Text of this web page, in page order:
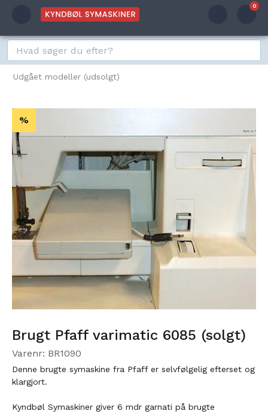
0
Udgået modeller (udsolgt)
%
Brugt Pfaff varimatic 6085 (solgt)
Varenr: BR1090
Denne brugte symaskine fra Pfaff er selvfølgelig efterset og
klargjort.
Kyndbøl Symaskiner giver 6 mdr garnati på brugte